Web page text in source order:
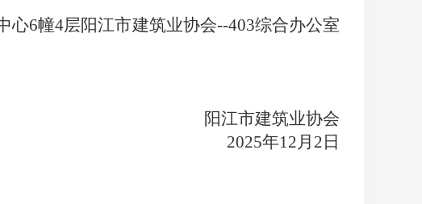
心6幢4层阳江市建筑业协会--403综合办公室
阳江市建筑业协会
2025年12月2日